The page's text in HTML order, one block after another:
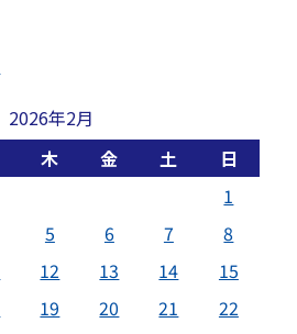
2026年2月
木 金 土
日
1
5 6 7
8
12 13 14
15
19 20 21
22